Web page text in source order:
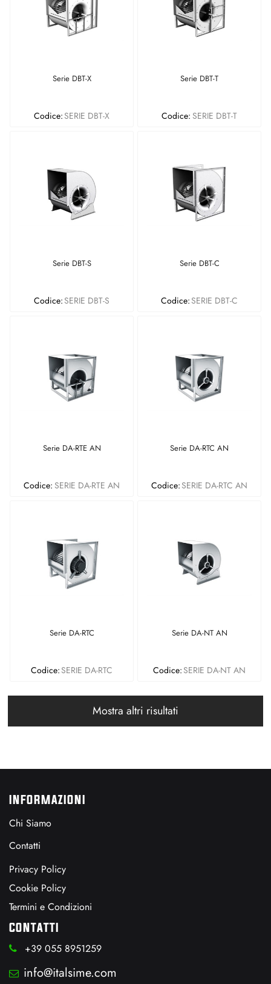
Serie DBT-X
Codice: SERIE DBT-X
Serie DBT-T
Codice: SERIE DBT-T
Serie DBT-S
Codice: SERIE DBT-S
Serie DBT-C
Codice: SERIE DBT-C
Serie DA-RTE AN
Codice: SERIE DA-RTE AN
Serie DA-RTC AN
Codice: SERIE DA-RTC AN
Serie DA-RTC
Codice: SERIE DA-RTC
Serie DA-NT AN
Codice: SERIE DA-NT AN
Mostra altri risultati
INFORMAZIONI
Chi Siamo
Contatti
Privacy Policy
Cookie Policy
Termini e Condizioni
CONTATTI
+39 055 8951259
info@italsime.com